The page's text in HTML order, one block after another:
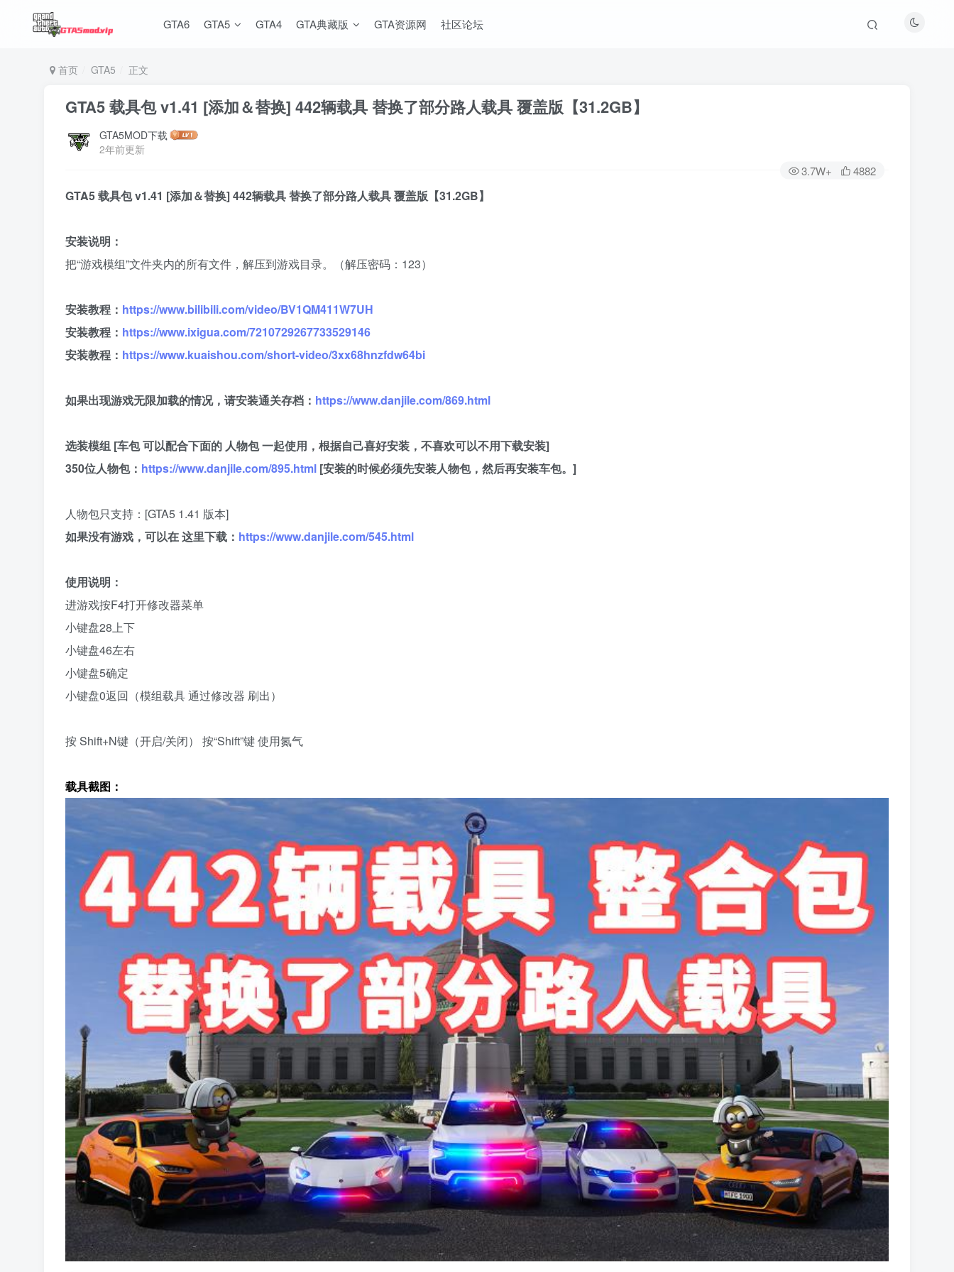
GTA6 GTA5 GTA4 GTA典藏版 GTA资源网 社区论坛
首页 GTA5 正文
GTA5 载具包 v1.41 [添加＆替换] 442辆载具 替换了部分路人载具 覆盖版【31.2GB】
GTA5MOD下载
2年前更新
3.7W+ 4882
GTA5 载具包 v1.41 [添加＆替换] 442辆载具 替换了部分路人载具 覆盖版【31.2GB】
安装说明：
把“游戏模组”文件夹内的所有文件，解压到游戏目录。（解压密码：123）
安装教程： https://www.bilibili.com/video/BV1QM411W7UH
安装教程： https://www.ixigua.com/7210729267733529146
安装教程： https://www.kuaishou.com/short-video/3xx68hnzfdw64bi
如果出现游戏无限加载的情况，请安装通关存档： https://www.danjile.com/869.html
选装模组 [车包 可以配合下面的 人物包 一起使用，根据自己喜好安装，不喜欢可以不用下载安装]
350位人物包： https://www.danjile.com/895.html [安装的时候必须先安装人物包，然后再安装车包。]
人物包只支持：[GTA5 1.41 版本]
如果没有游戏，可以在 这里下载： https://www.danjile.com/545.html
使用说明：
进游戏按F4打开修改器菜单
小键盘28上下
小键盘46左右
小键盘5确定
小键盘0返回（模组载具 通过修改器 刷出）
按 Shift+N键（开启/关闭） 按“Shift”键 使用氮气
载具截图：